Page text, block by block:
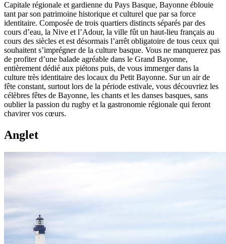
Capitale régionale et gardienne du Pays Basque, Bayonne éblouie
tant par son patrimoine historique et culturel que par sa force
identitaire. Composée de trois quartiers distincts séparés par des
cours d’eau, la Nive et l’Adour, la ville fût un haut-lieu français au
cours des siècles et est désormais l’arrêt obligatoire de tous ceux qui
souhaitent s’imprégner de la culture basque. Vous ne manquerez pas
de profiter d’une balade agréable dans le Grand Bayonne,
entièrement dédié aux piétons puis, de vous immerger dans la
culture très identitaire des locaux du Petit Bayonne. Sur un air de
fête constant, surtout lors de la période estivale, vous découvriez les
célèbres fêtes de Bayonne, les chants et les danses basques, sans
oublier la passion du rugby et la gastronomie régionale qui feront
chavirer vos cœurs.
Anglet